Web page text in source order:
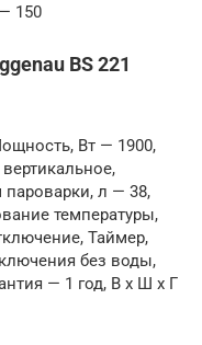
150
BS 221
Вт — 1900,
л — 38,
температуры,
Таймер,
без воды,
— 1 год, В x Ш x Г